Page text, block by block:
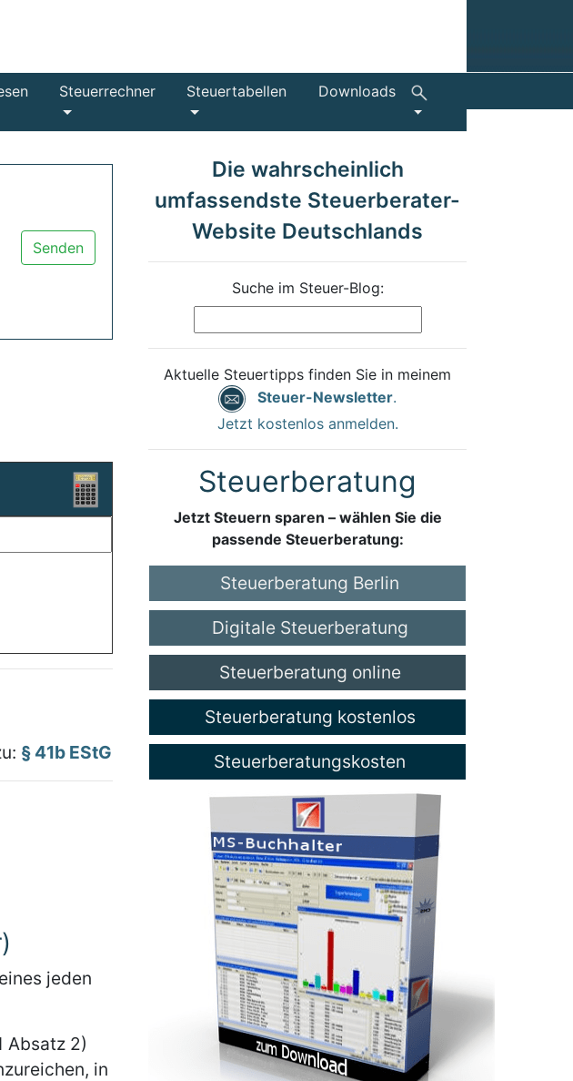
Steuerrechner Steuertabellen Downloads
Senden
§ 41b EStG
jeden
Absatz 2)
in
Die wahrscheinlich
umfassendste Steuerberater-
Website Deutschlands
Suche im Steuer-Blog:
Aktuelle Steuertipps finden Sie in meinem
Steuer-Newsletter.
Jetzt kostenlos anmelden.
Steuerberatung
Jetzt Steuern sparen – wählen Sie die
passende Steuerberatung:
Steuerberatung Berlin
Digitale Steuerberatung
Steuerberatung online
Steuerberatung kostenlos
Steuerberatungskosten